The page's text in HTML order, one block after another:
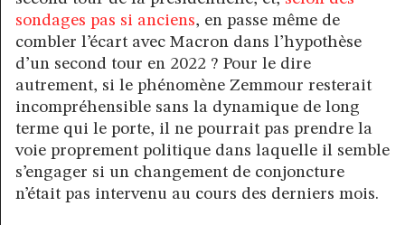
sondages pas si anciens, en passe même de
combler l’écart avec Macron dans l’hypothèse
d’un second tour en 2022 ? Pour le dire
autrement, si le phénomène Zemmour resterait
incompréhensible sans la dynamique de long
terme qui le porte, il ne pourrait pas prendre la
voie proprement politique dans laquelle il semble
s’engager si un changement de conjoncture
n’était pas intervenu au cours des derniers mois.